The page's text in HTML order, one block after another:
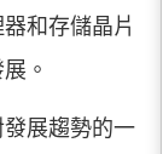
和存儲晶片
。
展趨勢的一